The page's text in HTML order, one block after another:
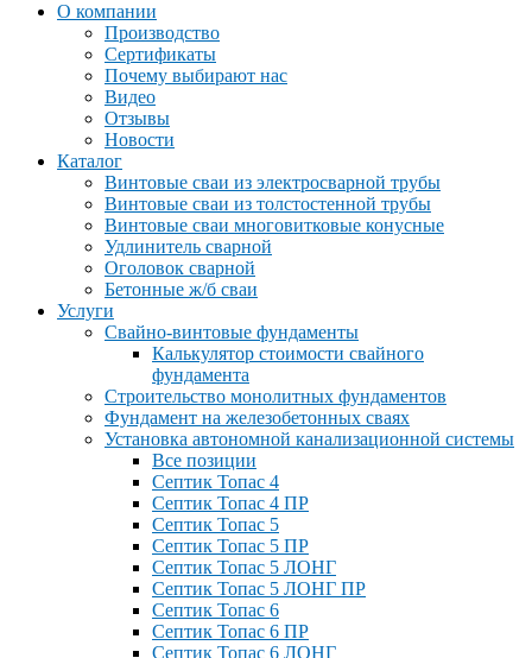
О компании
Производство
Сертификаты
Почему выбирают нас
Видео
Отзывы
Новости
Каталог
Винтовые сваи из электросварной трубы
Винтовые сваи из толстостенной трубы
Винтовые сваи многовитковые конусные
Удлинитель сварной
Оголовок сварной
Бетонные ж/б сваи
Услуги
Свайно-винтовые фундаменты
Калькулятор стоимости свайного
фундамента
Строительство монолитных фундаментов
Фундамент на железобетонных сваях
Установка автономной канализационной системы
Все позиции
Септик Топас 4
Септик Топас 4 ПР
Септик Топас 5
Септик Топас 5 ПР
Септик Топас 5 ЛОНГ
Септик Топас 5 ЛОНГ ПР
Септик Топас 6
Септик Топас 6 ПР
Септик Топас 6 ЛОНГ